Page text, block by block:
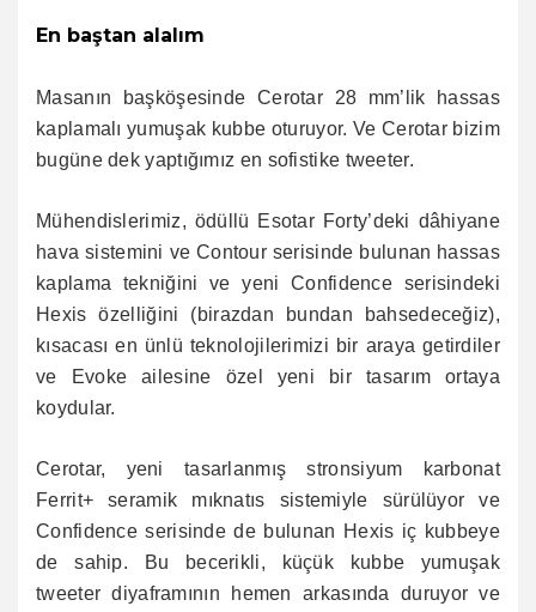
En baştan alalım
Masanın başköşesinde Cerotar 28 mm’lik hassas
kaplamalı yumuşak kubbe oturuyor. Ve Cerotar bizim
bugüne dek yaptığımız en sofistike tweeter.
Mühendislerimiz, ödüllü Esotar Forty’deki dâhiyane
hava sistemini ve Contour serisinde bulunan hassas
kaplama tekniğini ve yeni Confidence serisindeki
Hexis özelliğini (birazdan bundan bahsedeceğiz),
kısacası en ünlü teknolojilerimizi bir araya getirdiler
ve Evoke ailesine özel yeni bir tasarım ortaya
koydular.
Cerotar, yeni tasarlanmış stronsiyum karbonat
Ferrit+ seramik mıknatıs sistemiyle sürülüyor ve
Confidence serisinde de bulunan Hexis iç kubbeye
de sahip. Bu becerikli, küçük kubbe yumuşak
tweeter diyaframının hemen arkasında duruyor ve